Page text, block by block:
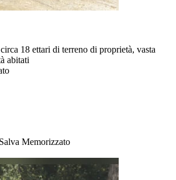
18 ettari di terreno di proprietà, vasta
abitati
Salva Memorizzato